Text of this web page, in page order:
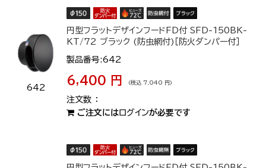
642
円型フラットデザインフードFD付 SFD-150BK-
KT/72 ブラック (防虫網付)［防火ダンパー付］
製品番号:642
6,400 円 (税込 7,040 円)
ご注文にはログインが必要です